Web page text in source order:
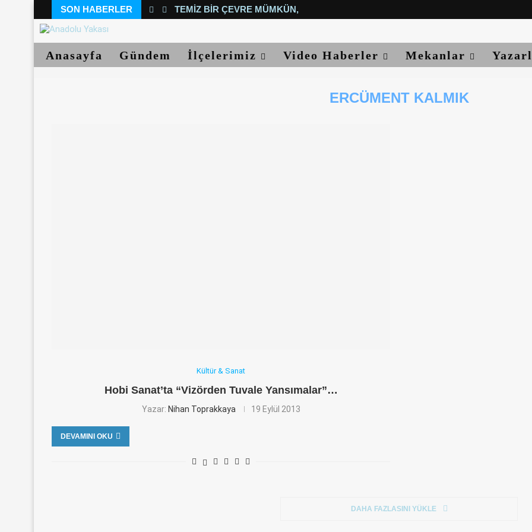
SON HABERLER TEMIZ BIR ÇEVRE MÜMKÜN, YETER...
Anasayfa Gündem İlçelerimiz Video Haberler Mekanlar
ERCÜMENT KALMIK
Kültür & Sanat
Hobi Sanat’ta “Vizörden Tuvale Yansımalar”…
Yazar: Nihan Toprakkaya 19 Eylül 2013
DEVAMINI OKU
DAHA FAZLASINI YÜKLE